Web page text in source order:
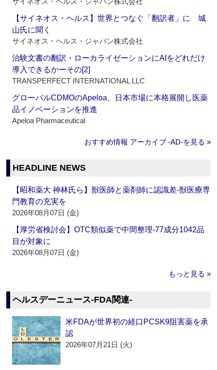
【サイネオス・ヘルス】世界とつなぐ「翻訳者」に 城
山氏に聞く
サイネオス・ヘルス・ジャパン株式会社
治験文書の翻訳・ローカライゼーションにAIをどれだけ
導入できるかーその[2]
TRANSPERFECT INTERNATIONAL LLC
グローバルCDMOのApeloa、日本市場に本格展開し医薬
品イノベーションを推進
Apeloa Pharmaceutical
おすすめ情報 アーカイブ ‐AD‐を見る »
HEADLINE NEWS
【昭和薬大 神林氏ら】獣医師と薬剤師に認識差‐獣医療専
門教育の充実を
2026年08月07日 (金)
【厚労省検討会】OTC類似薬で中間整理‐77成分1042品
目が対象に
2026年08月07日 (金)
もっと見る »
ヘルスデーニュース‐FDA関連‐
米FDAが世界初の経口PCSK9阻害薬を承
認
2026年07月21日 (火)